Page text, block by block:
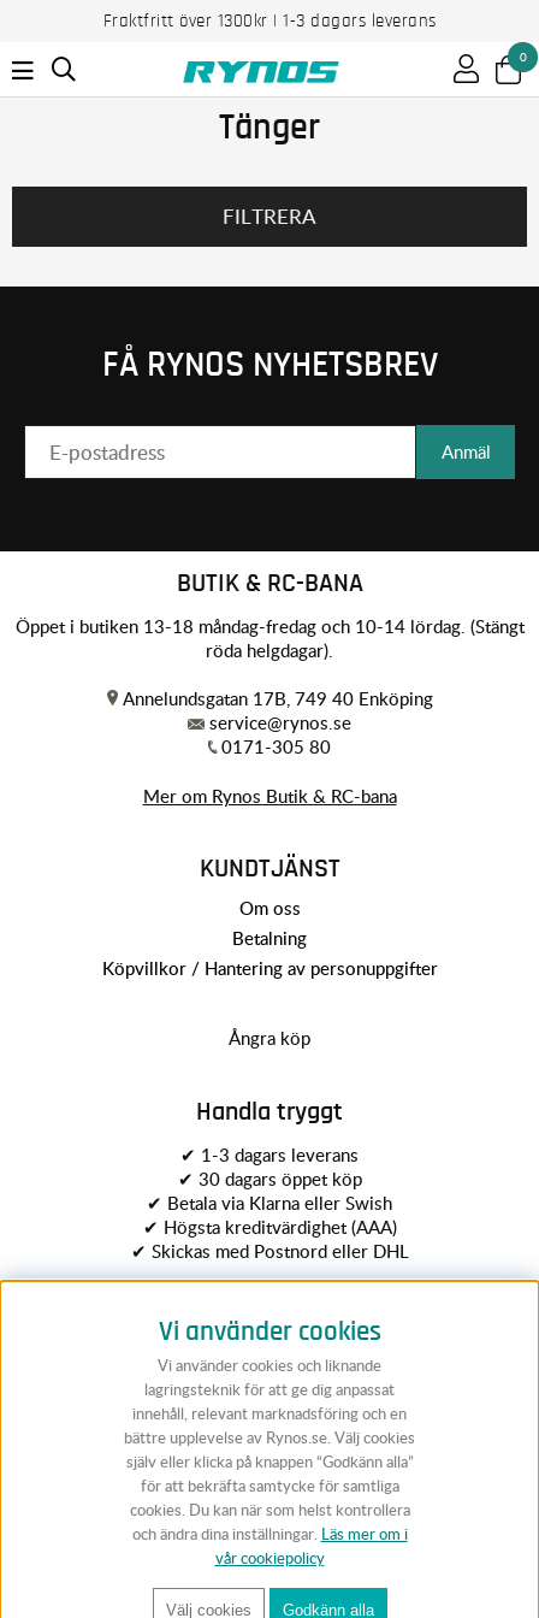
Fraktfritt över 1300kr | 1-3 dagars leverans
0
Tänger
FILTRERA
FÅ RYNOS NYHETSBREV
Anmäl
BUTIK & RC-BANA
Öppet i butiken 13-18 måndag-fredag och 10-14 lördag. (Stängt
röda helgdagar).
Annelundsgatan 17B, 749 40 Enköping
service@rynos.se
0171-305 80
Mer om Rynos Butik & RC-bana
KUNDTJÄNST
Om oss
Betalning
Köpvillkor / Hantering av personuppgifter
Ångra köp
Handla tryggt
✔ 1-3 dagars leverans
✔ 30 dagars öppet köp
✔ Betala via Klarna eller Swish
✔ Högsta kreditvärdighet (AAA)
✔ Skickas med Postnord eller DHL
Följ Rynos
Vi använder cookies
Vi använder cookies och liknande
lagringsteknik för att ge dig anpassat
innehåll, relevant marknadsföring och en
bättre upplevelse av Rynos.se. Välj cookies
själv eller klicka på knappen “Godkänn alla”
för att bekräfta samtycke för samtliga
cookies. Du kan när som helst kontrollera
och ändra dina inställningar. Läs mer om i
vår cookiepolicy
Välj cookies Godkänn alla